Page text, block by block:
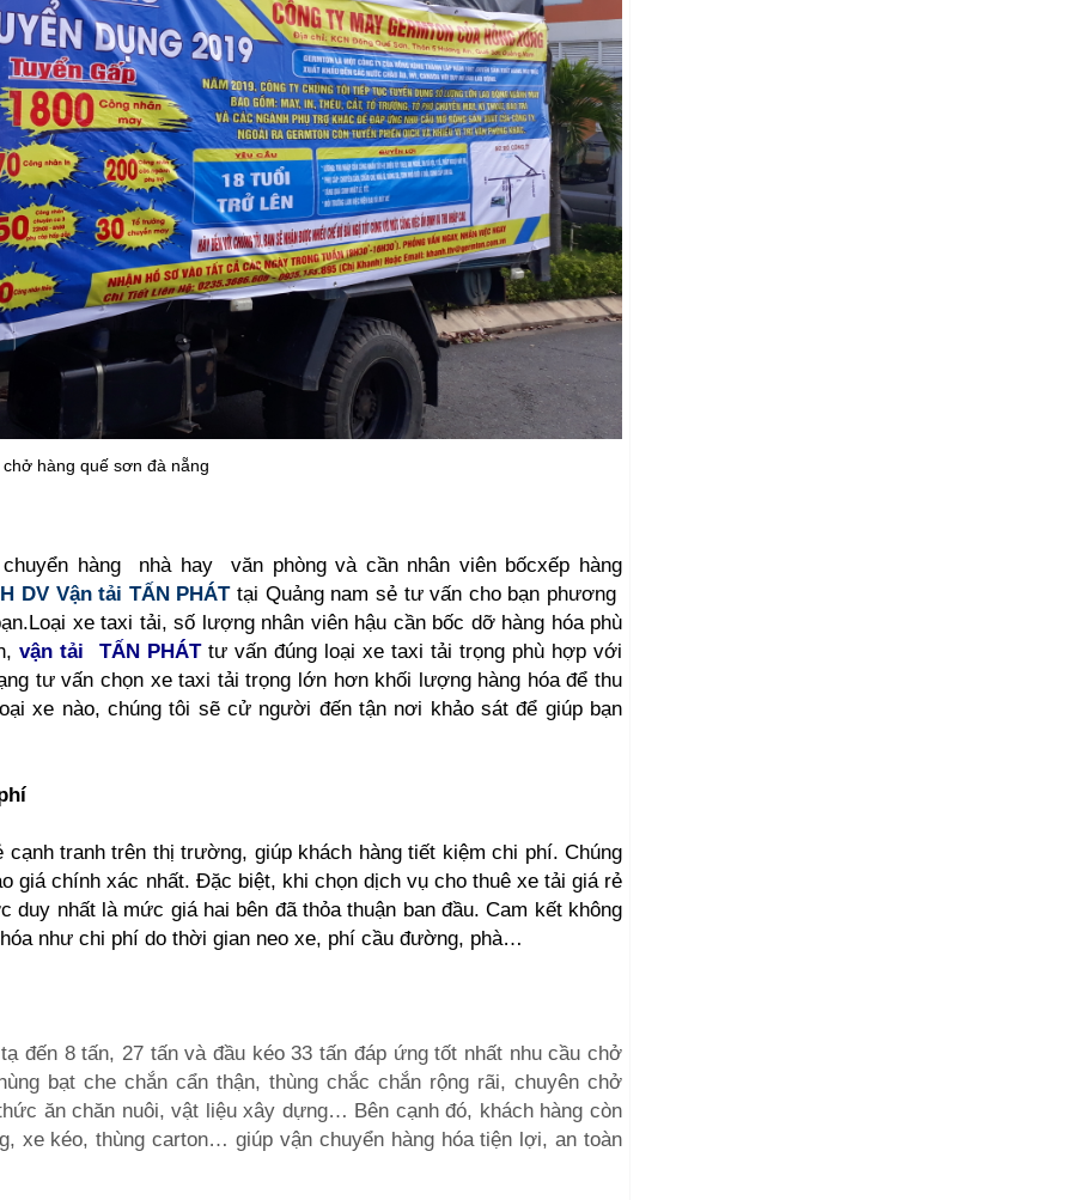
chở hàng quế sơn đà nẵng
hàng nhà hay văn phòng và cần nhân viên bốcxếp hàng
DV Vận tải TẤN PHÁTtại Quảng nam sẻ tư vấn cho bạn phương
xe taxi tải, số lượng nhân viên hậu cần bốc dỡ hàng hóa phù
vận tải TẤN PHÁTtư vấn đúng loại xe taxi tải trọng phù hợp với
tư vấn chọn xe taxi tải trọng lớn hơn khối lượng hàng hóa để thu
xe nào, chúng tôi sẽ cử người đến tận nơi khảo sát để giúp bạn
tranh trên thị trường, giúp khách hàng tiết kiệm chi phí. Chúng
giá chính xác nhất. Đặc biệt, khi chọn dịch vụ cho thuê xe tải giá rẻ
duy nhất là mức giá hai bên đã thỏa thuận ban đầu. Cam kết không
như chi phí do thời gian neo xe, phí cầu đường, phà…
đến 8 tấn, 27 tấn và đầu kéo 33 tấn đáp ứng tốt nhất nhu cầu chở
bạt che chắn cẩn thận, thùng chắc chắn rộng rãi, chuyên chở
ăn chăn nuôi, vật liệu xây dựng… Bên cạnh đó, khách hàng còn
xe kéo, thùng carton… giúp vận chuyển hàng hóa tiện lợi, an toàn